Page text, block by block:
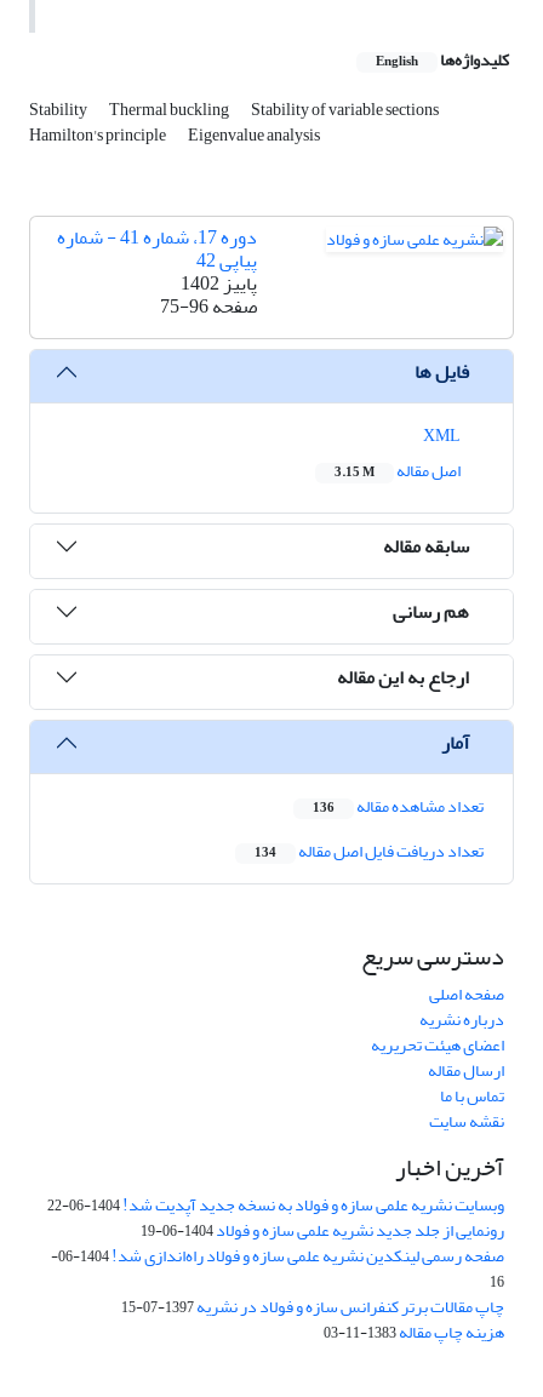
کلیدواژه‌ها English
Stability Thermal buckling Stability of variable sections
Hamilton's principle Eigenvalue analysis
دوره 17، شماره 41 - شماره
پیاپی 42
پاییز 1402
صفحه75-96
فایل ها
اصل مقاله
3.15 M
سابقه مقاله
هم رسانی
ارجاع به این مقاله
آمار
تعداد مشاهده مقاله 136
تعداد دریافت فایل اصل مقاله 134
دسترسی سریع
صفحه اصلی
درباره نشریه
اعضای هیئت تحریریه
ارسال مقاله
تماس با ما
نقشه سایت
آخرین اخبار
وبسایت نشریه علمی سازه و فولاد به نسخه جدید آپدیت شد!1404-06-22
رونمایی از جلد جدید نشریه علمی سازه و فولاد1404-06-19
صفحه رسمی لینکدین نشریه علمی سازه و فولاد راه‌اندازی شد!
1404-06-
16
چاپ مقالات برتر کنفرانس سازه و فولاد در نشریه1397-07-15
هزینه چاپ مقاله1383-11-03